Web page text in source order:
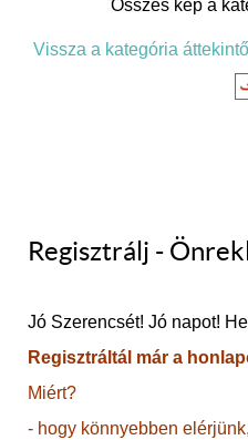
Összes kép a
Vissza a kategória
Regisztrálj -
Jó Szerencsét! Jó napot!
Regisztráltál már a
Miért?
- hogy könnyebben